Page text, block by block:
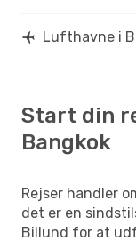
Lufthavne i
Start din
Bangkok
Rejser handler
det er en
Billund for at